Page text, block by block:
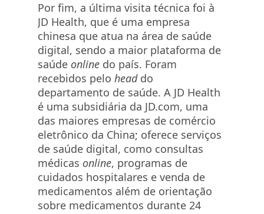
Por fim, a última visita técnica foi à
JD Health, que é uma empresa
chinesa que atua na área de saúde
digital, sendo a maior plataforma de
saúde online do país. Foram
recebidos pelo headdo
departamento de saúde. A JD Health
é uma subsidiária da JD.com, uma
das maiores empresas de comércio
eletrônico da China; oferece serviços
de saúde digital, como consultas
médicas online, programas de
cuidados hospitalares e venda de
medicamentos além de orientação
sobre medicamentos durante 24